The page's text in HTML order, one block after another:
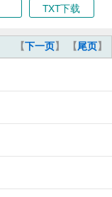
TXT下载
【下一页】 【尾页】